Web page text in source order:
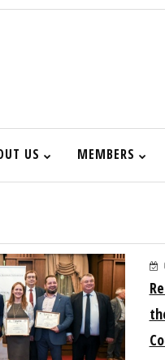
US MEMBERS